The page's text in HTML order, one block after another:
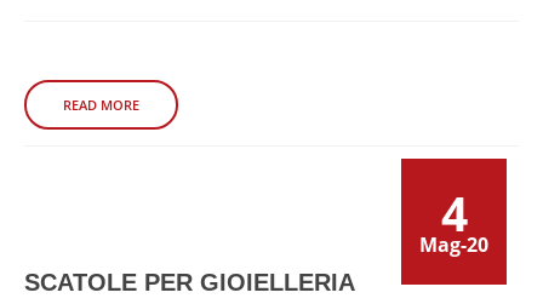
READ MORE
4
Mag-20
SCATOLE PER GIOIELLERIA